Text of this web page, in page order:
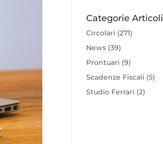
Categorie Articoli
Circolari (271)
News (39)
Prontuari (9)
Scadenze Fiscali (5)
Studio Ferrari (2)